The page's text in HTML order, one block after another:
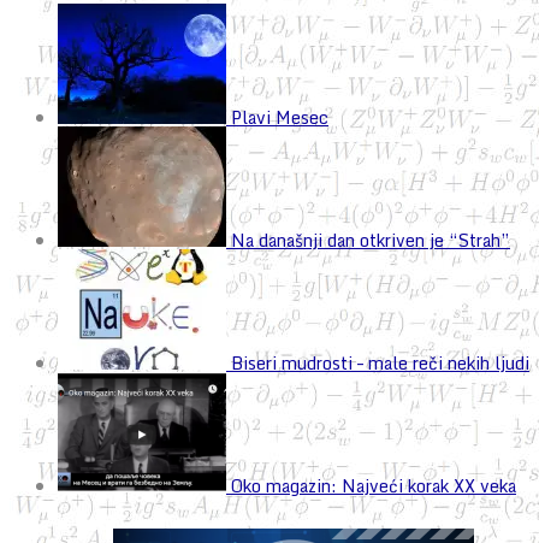
Plavi Mesec
Na današnji dan otkriven je “Strah”
Biseri mudrosti – male reči nekih ljudi
Oko magazin: Najveći korak XX veka